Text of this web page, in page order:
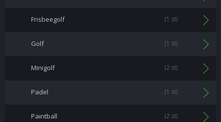
Frisbeegolf (1 st)
Golf (1 st)
Minigolf (2 st)
Padel (1 st)
Paintball (2 st)